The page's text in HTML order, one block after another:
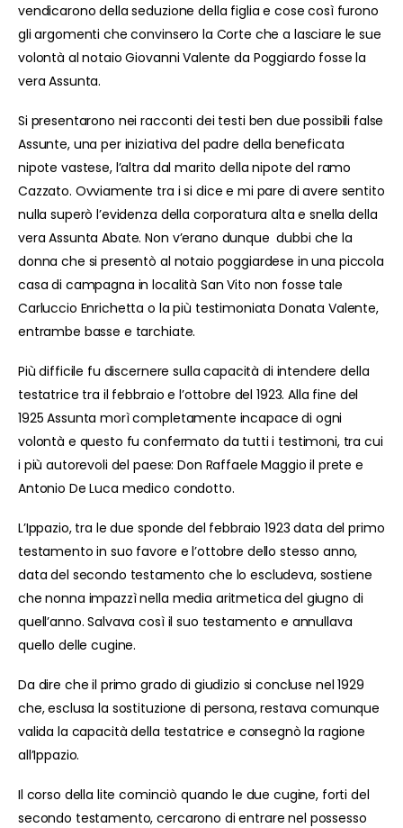
vendicarono della seduzione della figlia e cose così furono
gli argomenti che convinsero la Corte che a lasciare le sue
volontà al notaio Giovanni Valente da Poggiardo fosse la
vera Assunta.
Si presentarono nei racconti dei testi ben due possibili false
Assunte, una per iniziativa del padre della beneficata
nipote vastese, l’altra dal marito della nipote del ramo
Cazzato. Ovviamente tra i si dice e mi pare di avere sentito
nulla superò l’evidenza della corporatura alta e snella della
vera Assunta Abate. Non v’erano dunque dubbi che la
donna che si presentò al notaio poggiardese in una piccola
casa di campagna in località San Vito non fosse tale
Carluccio Enrichetta o la più testimoniata Donata Valente,
entrambe basse e tarchiate.
Più difficile fu discernere sulla capacità di intendere della
testatrice tra il febbraio e l’ottobre del 1923. Alla fine del
1925 Assunta morì completamente incapace di ogni
volontà e questo fu confermato da tutti i testimoni, tra cui
i più autorevoli del paese: Don Raffaele Maggio il prete e
Antonio De Luca medico condotto.
L’Ippazio, tra le due sponde del febbraio 1923 data del primo
testamento in suo favore e l’ottobre dello stesso anno,
data del secondo testamento che lo escludeva, sostiene
che nonna impazzì nella media aritmetica del giugno di
quell’anno. Salvava così il suo testamento e annullava
quello delle cugine.
Da dire che il primo grado di giudizio si concluse nel 1929
che, esclusa la sostituzione di persona, restava comunque
valida la capacità della testatrice e consegnò la ragione
all’Ippazio.
Il corso della lite cominciò quando le due cugine, forti del
secondo testamento, cercarono di entrare nel possesso